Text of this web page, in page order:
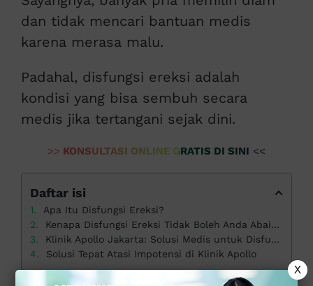
dan tidak mencari bantuan medis
karena merasa malu.
Padahal, disfungsi ereksi adalah
kondisi yang bisa sembuh secara
medis jika tertangani sejak dini.
>> KONSULTASI ONLINE GRATIS DI SINI <<
Daftar isi
Apa Itu Disfungsi Ereksi?
Kenapa Disfungsi Ereksi Tidak Boleh Anda Abaikan?
Klinik Apollo Jakarta: Solusi Medis untuk Disfungsi Ereksi
Solusi Tepat Atasi Impotensi di Klinik Apollo
X